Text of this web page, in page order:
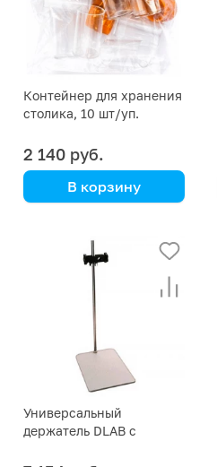
Контейнер для хранения
столика, 10 шт/уп.
2 140 руб.
В корзину
Универсальный
держатель DLAB с